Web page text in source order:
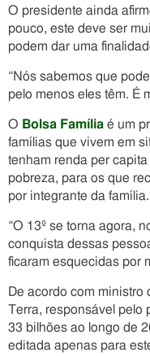
O presidente ainda
pouco, este deve ser
podem dar uma
“Nós sabemos que
pelo menos eles têm. É
O Bolsa Família é um
famílias que vivem em
tenham renda per
pobreza, para os que
por integrante da família.
“O 13º se torna agora,
conquista dessas
ficaram esquecidas por
De acordo com ministro
Terra, responsável pelo
33 bilhões ao longo de
editada apenas para